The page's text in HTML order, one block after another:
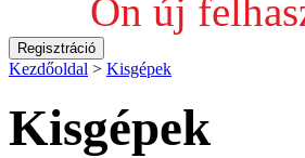
Ön új
Kezdőoldal > Kisgépek
Kisgépek